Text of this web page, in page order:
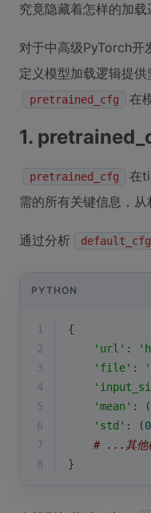
究竟隐藏着怎样的加
对于中高级PyTorch开
定义模型加载逻辑提
pretrained_cfg 在
1.
pretrained_cfg
在
需的所有关键信息，
通过分析 default_cfg
PYTHON
1
{
2
'url' :
3
'file' :
4
5
'mean' : (
6
'std' : (
7
# ...其他
8
}